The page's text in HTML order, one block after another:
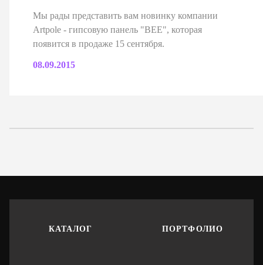
Мы рады представить вам новинку компании
Artpole - гипсовую панель "ВEE", которая
появится в продаже 15 сентября.
08.09.2015
КАТАЛОГ ПОРТФОЛИО